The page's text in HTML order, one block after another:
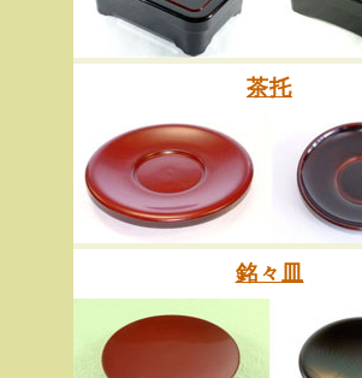
茶托
銘々皿